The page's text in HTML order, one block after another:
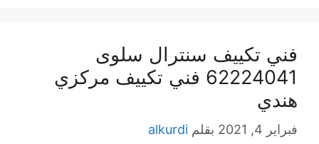
فني تكييف سنترال سلوى
62224041 فني تكييف مركزي
هندي
فبراير 4, 2021 بقلم alkurdi